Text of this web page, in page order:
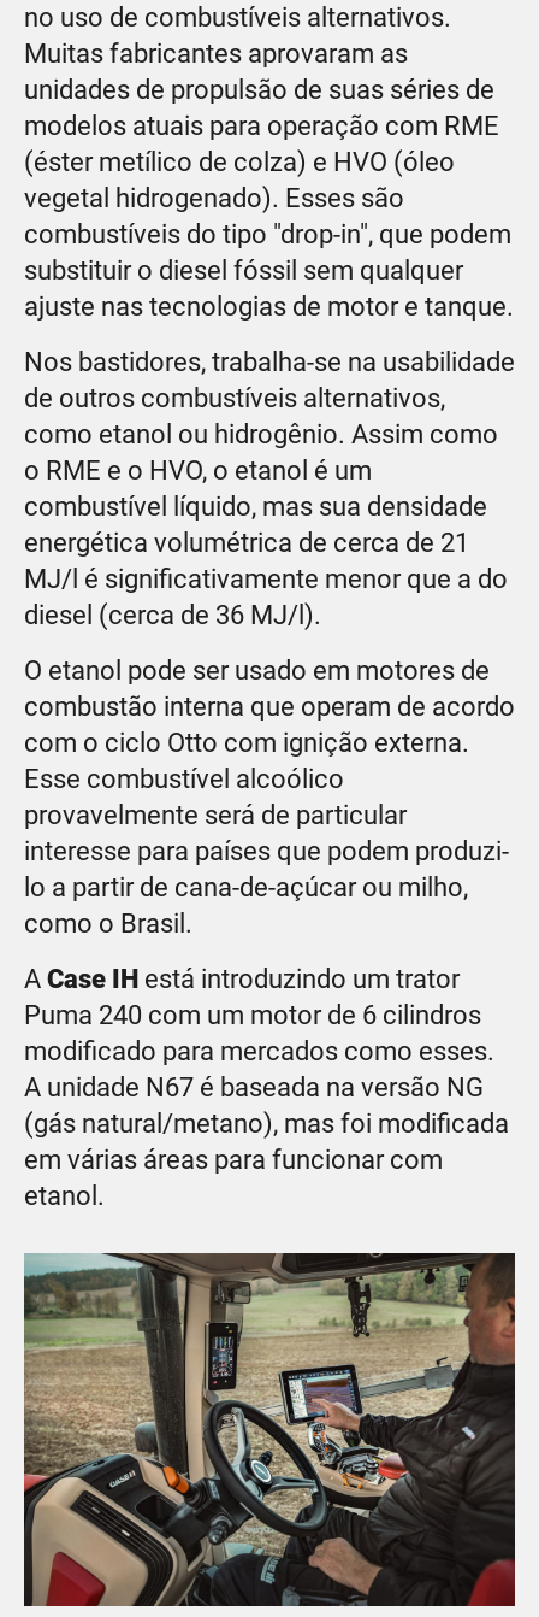
no uso de combustíveis alternativos.
Muitas fabricantes aprovaram as
unidades de propulsão de suas séries de
modelos atuais para operação com RME
(éster metílico de colza) e HVO (óleo
vegetal hidrogenado). Esses são
combustíveis do tipo "drop-in", que podem
substituir o diesel fóssil sem qualquer
ajuste nas tecnologias de motor e tanque.
Nos bastidores, trabalha-se na usabilidade
de outros combustíveis alternativos,
como etanol ou hidrogênio. Assim como
o RME e o HVO, o etanol é um
combustível líquido, mas sua densidade
energética volumétrica de cerca de 21
MJ/l é significativamente menor que a do
diesel (cerca de 36 MJ/l).
O etanol pode ser usado em motores de
combustão interna que operam de acordo
com o ciclo Otto com ignição externa.
Esse combustível alcoólico
provavelmente será de particular
interesse para países que podem produzi-
lo a partir de cana-de-açúcar ou milho,
como o Brasil.
A Case IH está introduzindo um trator
Puma 240 com um motor de 6 cilindros
modificado para mercados como esses.
A unidade N67 é baseada na versão NG
(gás natural/metano), mas foi modificada
em várias áreas para funcionar com
etanol.